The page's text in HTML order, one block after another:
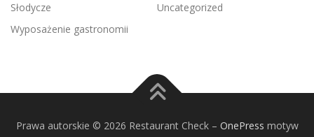
Słodycze
Uncategorized
Wyposażenie gastronomii
Prawa autorskie © 2026 Restaurant Check – OnePress motyw